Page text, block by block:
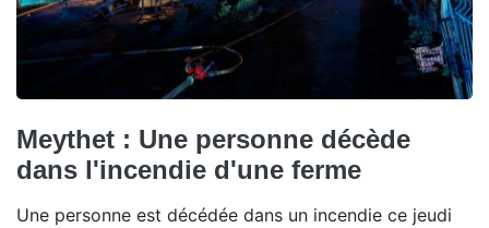
Meythet : Une personne décède
dans l'incendie d'une ferme
Une personne est décédée dans un incendie ce jeudi